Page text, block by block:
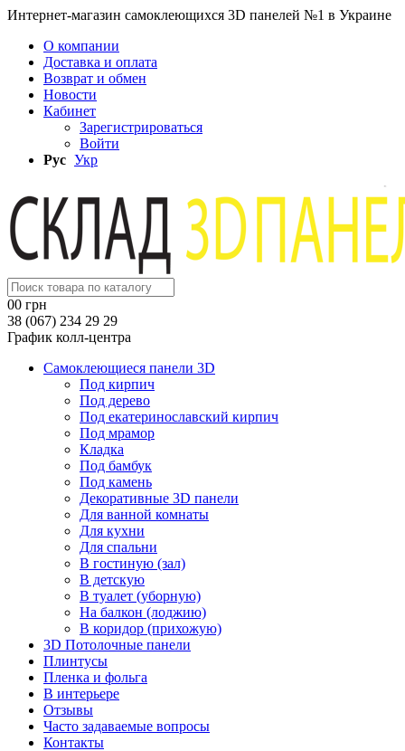
Интернет-магазин самоклеющихся 3D панелей №1 в Украине
О компании
Доставка и оплата
Возврат и обмен
Новости
Кабинет
Зарегистрироваться
Войти
Рус Укр
00 грн
38 (067) 234 29 29
График колл-центра
Самоклеющиеся панели 3D
Под кирпич
Под дерево
Под екатеринославский кирпич
Под мрамор
Кладка
Под бамбук
Под камень
Декоративные 3D панели
Для ванной комнаты
Для кухни
Для спальни
В гостиную (зал)
В детскую
В туалет (уборную)
На балкон (лоджию)
В коридор (прихожую)
3D Потолочные панели
Плинтусы
Пленка и фольга
В интерьере
Отзывы
Часто задаваемые вопросы
Контакты